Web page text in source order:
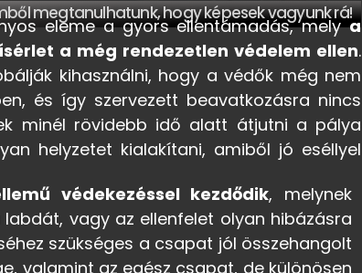
megtanulhatunk, hogy képesek vagyunk rá!
eleme a gyors ellentámadás, melya
a még rendezetlen védelem ellen.
kihasználni, hogy a védők még nem
és így szervezett beavatkozásra nincs
minél rövidebb idő alatt átjutni a pálya
helyzetet kialakítani, amiből jó eséllyel
védekezéssel kezdődik, melynek
vagy az ellenfelet olyan hibázásra
szükséges a csapat jól összehangolt
valamint az egész csapat, de különösen